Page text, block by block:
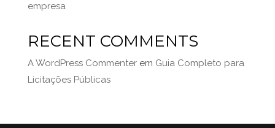
empresa
RECENT COMMENTS
A WordPress Commenterem Guia Completo para
Licitações Públicas